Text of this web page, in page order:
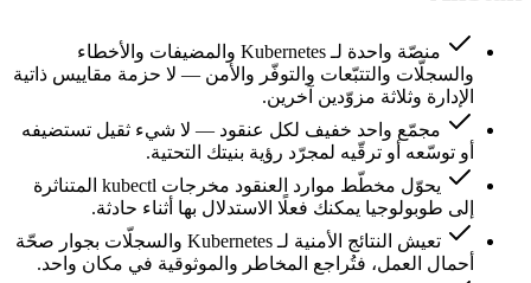
منصّة واحدة لـ Kubernetes والمضيفات والأخطاء
والسجلّات والتتبّعات والتوفّر والأمن — لا حزمة مقاييس ذاتية
الإدارة وثلاثة مزوّدين آخرين.
مجمّع واحد خفيف لكل عنقود — لا شيء ثقيل تستضيفه
أو توسّعه أو ترقّيه لمجرّد رؤية بنيتك التحتية.
يحوّل مخطّط موارد العنقود مخرجات kubectl المتناثرة
إلى طوبولوجيا يمكنك فعلًا الاستدلال بها أثناء حادثة.
تعيش النتائج الأمنية لـ Kubernetes والسجلّات بجوار صحّة
أحمال العمل، فتُراجع المخاطر والموثوقية في مكان واحد.